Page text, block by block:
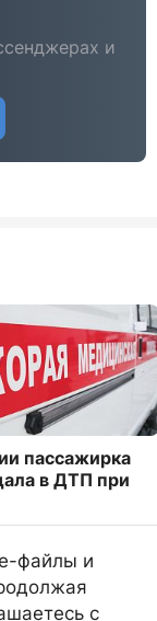
и
пассажирка
в ДТП при
файлы и
с